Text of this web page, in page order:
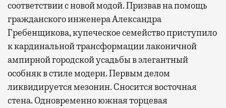
соответствии с новой модой. Призвав на помощь
гражданского инженера Александра
Гребенщикова, купеческое семейство приступило
к кардинальной трансформации лаконичной
ампирной городской усадьбы в элегантный
особняк в стиле модерн. Первым делом
ликвидируется мезонин. Сносится восточная
стена. Одновременно южная торцевая